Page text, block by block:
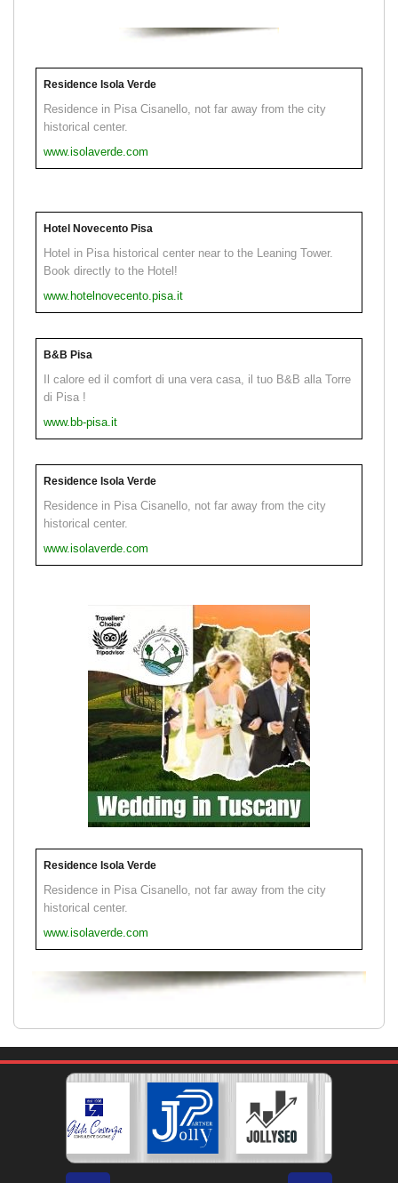
Residence Isola Verde
Residence in Pisa Cisanello, not far away from the city
historical center.
www.isolaverde.com
Hotel Novecento Pisa
Hotel in Pisa historical center near to the Leaning Tower.
Book directly to the Hotel!
www.hotelnovecento.pisa.it
B&B Pisa
Il calore ed il comfort di una vera casa, il tuo B&B alla Torre
di Pisa !
www.bb-pisa.it
Residence Isola Verde
Residence in Pisa Cisanello, not far away from the city
historical center.
www.isolaverde.com
Residence Isola Verde
Residence in Pisa Cisanello, not far away from the city
historical center.
www.isolaverde.com